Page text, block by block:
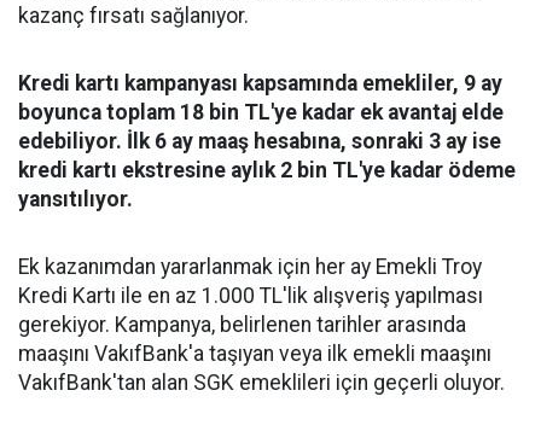
kazanç fırsatı sağlanıyor.
Kredi kartı kampanyası kapsamında emekliler, 9 ay
boyunca toplam 18 bin TL'ye kadar ek avantaj elde
edebiliyor. İlk 6 ay maaş hesabına, sonraki 3 ay ise
kredi kartı ekstresine aylık 2 bin TL'ye kadar ödeme
yansıtılıyor.
Ek kazanımdan yararlanmak için her ay Emekli Troy
Kredi Kartı ile en az 1.000 TL'lik alışveriş yapılması
gerekiyor. Kampanya, belirlenen tarihler arasında
maaşını VakıfBank'a taşıyan veya ilk emekli maaşını
VakıfBank'tan alan SGK emeklileri için geçerli oluyor.